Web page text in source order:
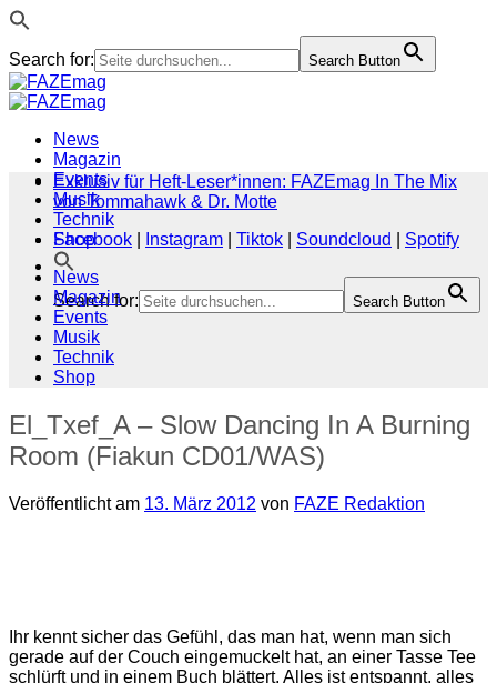
Search for: Search Button
Zum
Inhalt
News
Magazin
Events
Musik
Technik
Shop
Search for: Search Button
Exklusiv für Heft-Leser*innen: FAZEmag In The Mix
von Tommahawk & Dr. Motte
Facebook
Instagram Tiktok Soundcloud
Spotify
News
Magazin
Events
Musik
Technik
Shop
El_Txef_A – Slow Dancing In A Burning
Room (Fiakun CD01/WAS)
Veröffentlicht am 13. März 2012 von FAZE Redaktion
Ihr kennt sicher das Gefühl, das man hat, wenn man sich
gerade auf der Couch eingemuckelt hat, an einer Tasse Tee
schlürft und in einem Buch blättert. Alles ist entspannt, alles